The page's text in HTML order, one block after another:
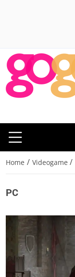
Home / Videogame /
PC